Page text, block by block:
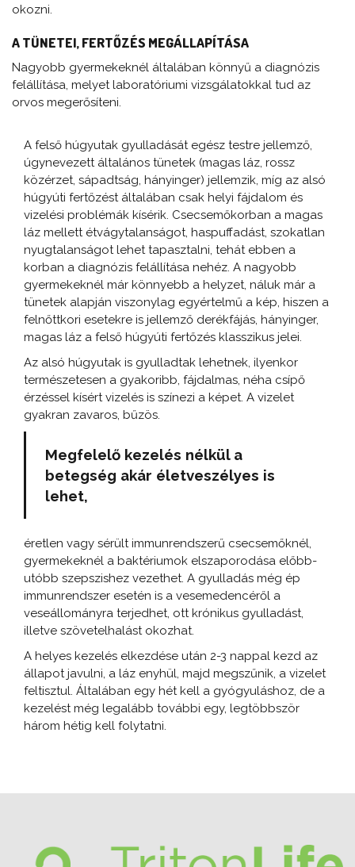
okozni.
A TÜNETEI, FERTŐZÉS MEGÁLLAPÍTÁSA
Nagyobb gyermekeknél általában könnyű a diagnózis
felállítása, melyet laboratóriumi vizsgálatokkal tud az
orvos megerősíteni.
A felső húgyutak gyulladását egész testre jellemző,
úgynevezett általános tünetek (magas láz, rossz
közérzet, sápadtság, hányinger) jellemzik, míg az alsó
húgyúti fertőzést általában csak helyi fájdalom és
vizelési problémák kísérik. Csecsemőkorban a magas
láz mellett étvágytalanságot, haspuffadást, szokatlan
nyugtalanságot lehet tapasztalni, tehát ebben a
korban a diagnózis felállítása nehéz. A nagyobb
gyermekeknél már könnyebb a helyzet, náluk már a
tünetek alapján viszonylag egyértelmű a kép, hiszen a
felnőttkori esetekre is jellemző derékfájás, hányinger,
magas láz a felső húgyúti fertőzés klasszikus jelei.
Az alsó húgyutak is gyulladtak lehetnek, ilyenkor
természetesen a gyakoribb, fájdalmas, néha csípő
érzéssel kísért vizelés is színezi a képet. A vizelet
gyakran zavaros, bűzös.
Megfelelő kezelés nélkül a
betegség akár életveszélyes is
lehet,
éretlen vagy sérült immunrendszerű csecsemőknél,
gyermekeknél a baktériumok elszaporodása előbb-
utóbb szepszishez vezethet. A gyulladás még ép
immunrendszer esetén is a vesemedencéről a
veseállományra terjedhet, ott krónikus gyulladást,
illetve szövetelhalást okozhat.
A helyes kezelés elkezdése után 2-3 nappal kezd az
állapot javulni, a láz enyhül, majd megszűnik, a vizelet
feltisztul. Általában egy hét kell a gyógyuláshoz, de a
kezelést még legalább további egy, legtöbbször
három hétig kell folytatni.